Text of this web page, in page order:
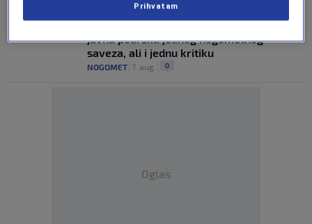
MNOGO REAKCIJA
Infantino u jeku brojnih kritika, dobio
javnu podršku jednog nogometnog
saveza, ali i jednu kritiku
NOGOMET 7. aug. 0
Oglas
Prihvatam